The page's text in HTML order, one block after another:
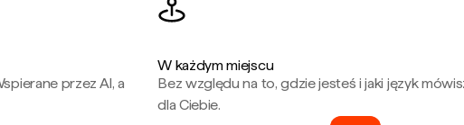
przez AI, a
W każdym miejscu
Bez względu na to, gdzie jesteś i jaki język
dla Ciebie.